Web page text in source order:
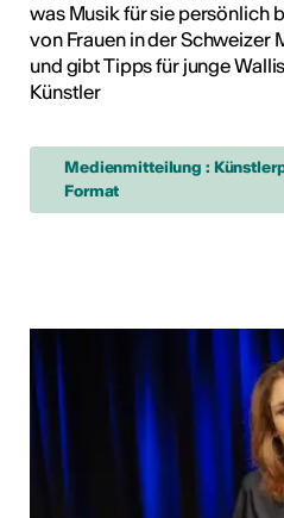
was Musik für sie persönlich
von Frauen in der Schweizer
und gibt Tipps für junge
Künstler
Medienmitteilung :
Format